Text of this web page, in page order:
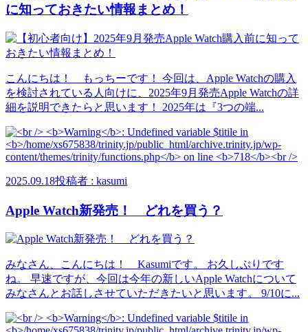
に知っておきたい情報まとめ！
こんにちは！ もっちーです！ 今回は、Apple Watchの購入
を検討されている人向けに、2025年9月発売Apple Watchの詳
細を説明できたらと思います！ 2025年は『3つの端...
2025.09.18投稿者 : kasumi
Apple Watch新発売！ どれを買う？
みなさん、こんにちは！ Kasumiです。 お久しぶりです
ね。 早速ですが、今回は今年の新しいApple Watchについて
みなさんとお話しさせていただきたいと思います。 9/10に...